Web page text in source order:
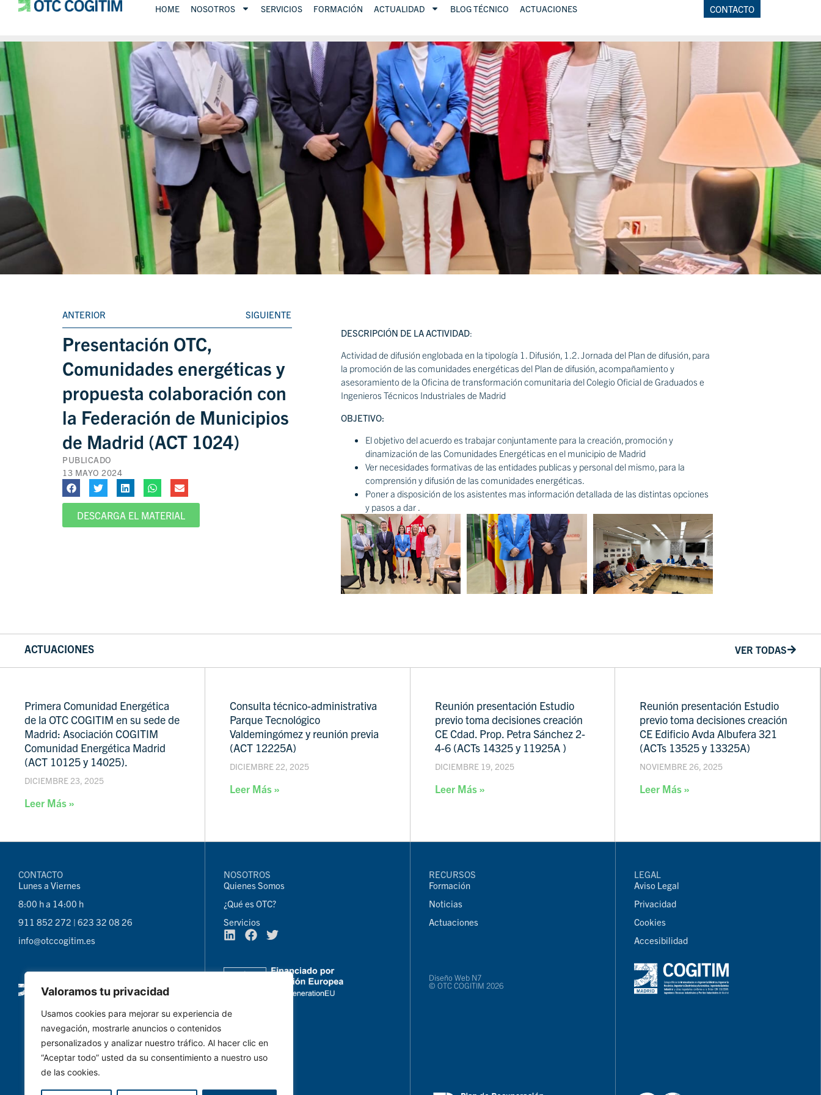
Valoramos tu privacidad
Usamos cookies para mejorar su experiencia de
navegación, mostrarle anuncios o contenidos
personalizados y analizar nuestro tráfico. Al hacer clic en
“Aceptar todo” usted da su consentimiento a nuestro uso
de las cookies.
HOME NOSOTROS SERVICIOS FORMACIÓN ACTUALIDAD BLOG TÉCNICO ACTUACIONES CONTACTO
ANTERIOR SIGUIENTE
Presentación OTC,
Comunidades energéticas y
propuesta colaboración con
la Federación de Municipios
de Madrid (ACT 1024)
PUBLICADO
13 MAYO 2024
DESCARGA EL MATERIAL
DESCRIPCIÓN DE LA ACTIVIDAD:
Actividad de difusión englobada en la tipología 1. Difusión, 1.2. Jornada del Plan de difusión, para
la promoción de las comunidades energéticas del Plan de difusión, acompañamiento y
asesoramiento de la Oficina de transformación comunitaria del Colegio Oficial de Graduados e
Ingenieros Técnicos Industriales de Madrid
OBJETIVO:
El objetivo del acuerdo es trabajar conjuntamente para la creación, promoción y
dinamización de las Comunidades Energéticas en el municipio de Madrid
Ver necesidades formativas de las entidades publicas y personal del mismo, para la
comprensión y difusión de las comunidades energéticas.
Poner a disposición de los asistentes mas información detallada de las distintas opciones
y pasos a dar .
ACTUACIONES VER TODAS
Primera Comunidad Energética
de la OTC COGITIM en su sede de
Madrid: Asociación COGITIM
Comunidad Energética Madrid
(ACT 10125 y 14025).
DICIEMBRE 23, 2025
Leer Más »
Consulta técnico-administrativa
Parque Tecnológico
Valdemingómez y reunión previa
(ACT 12225A)
DICIEMBRE 22, 2025
Leer Más »
Reunión presentación Estudio
previo toma decisiones creación
CE Cdad. Prop. Petra Sánchez 2-
4-6 (ACTs 14325 y 11925A )
DICIEMBRE 19, 2025
Leer Más »
Reunión presentación Estudio
previo toma decisiones creación
CE Edificio Avda Albufera 321
(ACTs 13525 y 13325A)
NOVIEMBRE 26, 2025
Leer Más »
CONTACTO
Lunes a Viernes
8:00 h a 14:00 h
911 852 272 | 623 32 08 26
info@otccogitim.es
NOSOTROS
Quienes Somos
¿Qué es OTC?
Servicios
RECURSOS
Formación
Noticias
Actuaciones
Diseño Web N7
© OTC COGITIM 2026
LEGAL
Aviso Legal
Privacidad
Cookies
Accesibilidad